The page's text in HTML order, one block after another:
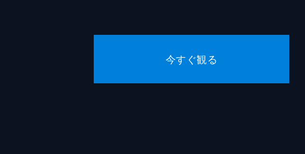
今すぐ観る